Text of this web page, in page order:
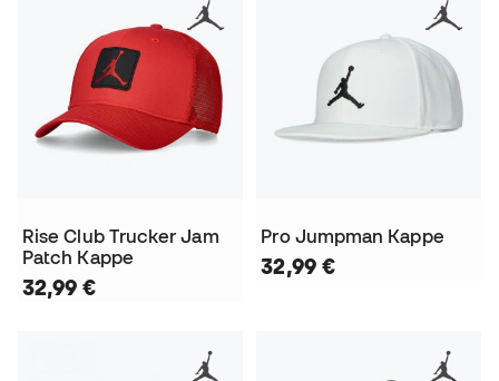
Rise Club Trucker Jam
Patch Kappe
32,99 €
Pro Jumpman Kappe
32,99 €